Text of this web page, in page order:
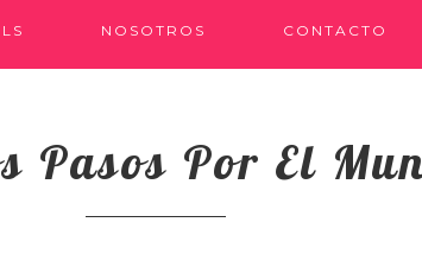
NOSOTROS CONTACTO
Pasos Por El